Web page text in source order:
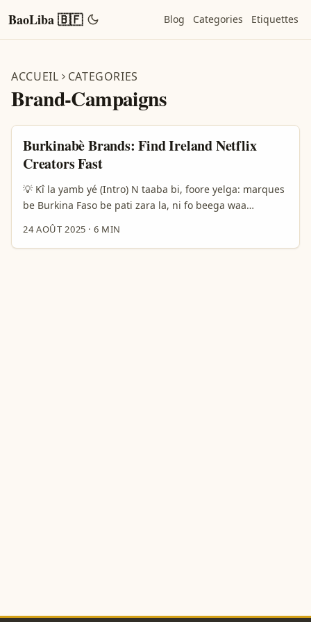
BaoLiba 🇧🇫 Blog Categories Etiquettes
ACCUEIL CATEGORIES
Brand-Campaigns
Burkinabè Brands: Find Ireland Netflix
Creators Fast
💡 Kî la yamb yé (Intro) N taaba bi, foore yelga: marques
be Burkina Faso be pati zara la, ni fo beega waa
promote produit ni service ka social media, Ireland
Netflix créateurs ba yinga baalen. N yaa fo zaa ka pila
yamb, fo be n dɔn ka togo zandi: “Ka fo n sara Ireland
24 AOÛT 2025 · 6 MIN